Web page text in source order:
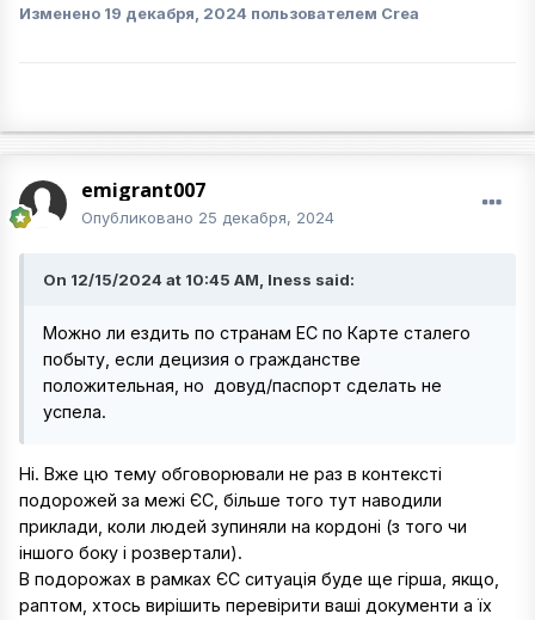
Изменено 19 декабря, 2024 пользователем Crea
emigrant007
Опубликовано 25 декабря, 2024
On 12/15/2024 at 10:45 AM, Iness said:
Можно ли ездить по странам ЕС по Карте сталего
побыту, если децизия о гражданстве
положительная, но довуд/паспорт сделать не
успела.
Ні. Вже цю тему обговорювали не раз в контексті
подорожей за межі ЄС, більше того тут наводили
приклади, коли людей зупиняли на кордоні (з того чи
іншого боку і розвертали).
В подорожах в рамках ЄС ситуація буде ще гірша, якщо,
раптом, хтось вирішить перевірити ваші документи а їх